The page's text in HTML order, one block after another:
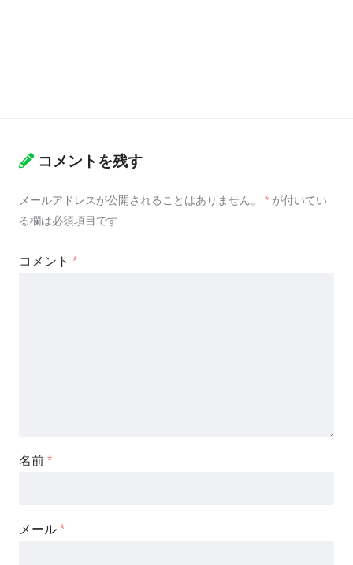
コメントを残す
メールアドレスが公開されることはありません。 * が付いてい
る欄は必須項目です
コメント *
名前 *
メール *